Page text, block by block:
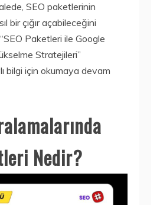
SEO paketlerinin
bir çığır açabileceğini
Paketleri ile Google
Stratejileri”
bilgi için okumaya devam
Nedir?